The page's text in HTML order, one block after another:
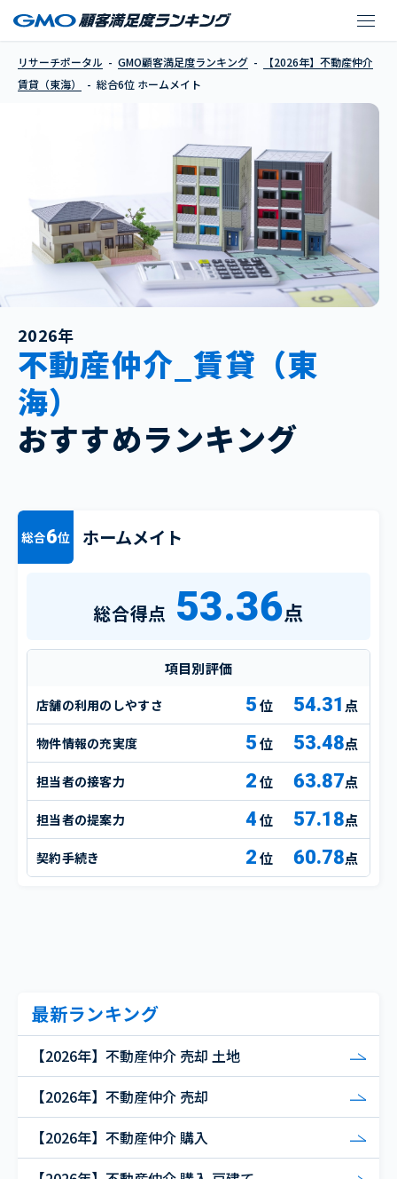
リサーチポータル GMO顧客満足度ランキング
【2026年】不動産仲介
賃貸（東海）
総合6位 ホームメイト
2026年
不動産仲介_賃貸（東
海）
おすすめランキング
総合6位 ホームメイト
総合得点 53.36点
項目別評価
店舗の利用のしやすさ 5 54.31 点
物件情報の充実度 5 53.48点
担当者の接客力 2 63.87点
担当者の提案力 4 57.18点
契約手続き 2 60.78点
最新ランキング
【2026年】不動産仲介 売却 土地
【2026年】不動産仲介 売却
【2026年】不動産仲介 購入